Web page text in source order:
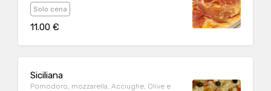
Solo cena
11.00 €
Siciliana
Pomodoro, mozzarella, Acciughe, Olive e